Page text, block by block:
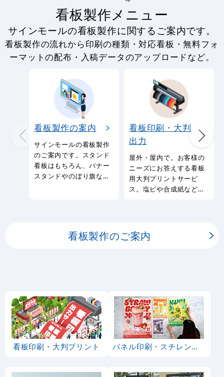
看板製作メニュー
サインモールの看板製作に関するご案内です。
看板製作の流れから印刷の種類・対応看板・無料フォ
ーマットの配布・入稿データのアップロードなど。
看板製作の案内
サインモールの看板製作
のご案内です。スタンド
看板はもちろん、バナー
スタンドやのぼり旗など
看板印刷・大判
出力
屋外・屋内で。お客様の
ニーズにお答えする看板
用大判プリントサービ
ス。塩ビや合成紙など看
看板製作のご案内
看板印刷・大判プリント パネル印刷・スチレンボード